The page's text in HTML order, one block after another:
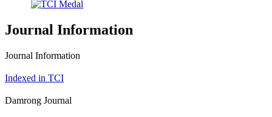
Journal Information
Journal Information
Indexed in TCI
Damrong Journal